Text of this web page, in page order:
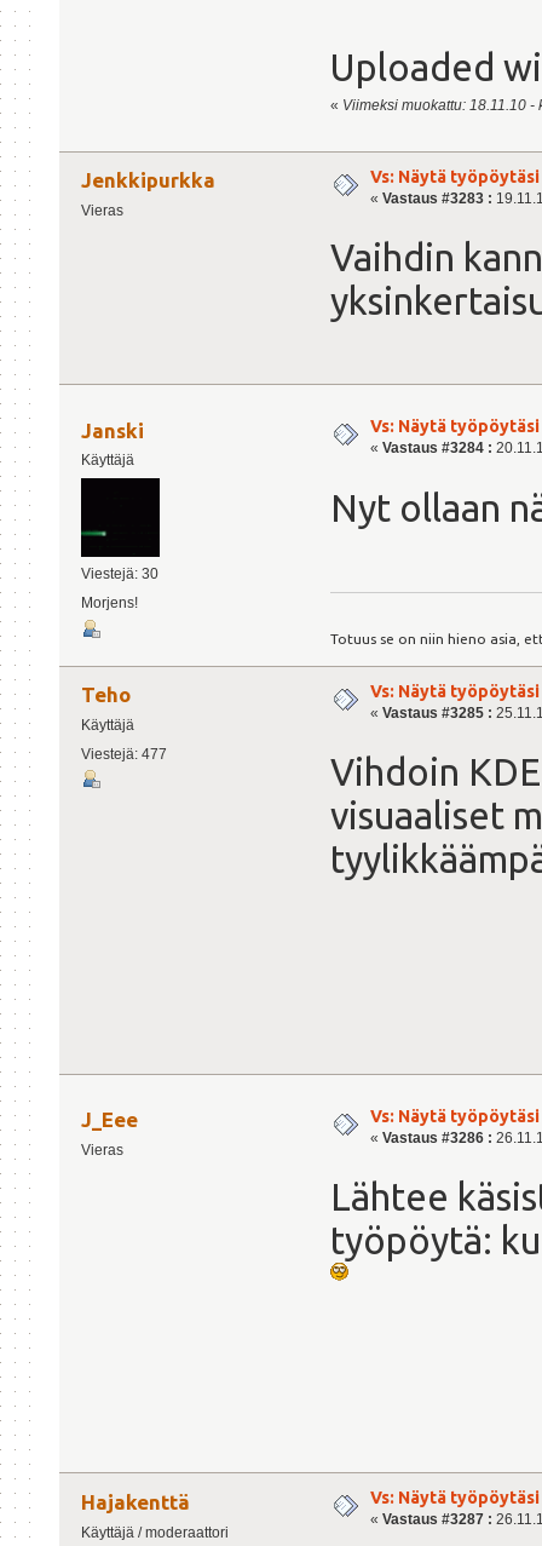
Uploaded
« Viimeksi muokattu: 18.11.10
Jenkkipurkka
Vieras
Vs: Näytä työpöytäsi
« Vastaus #3283 :
Vaihdin
Janski
Käyttäjä
Viestejä: 30
Morjens!
Vs: Näytä työpöytäsi
« Vastaus #3284 :
Nyt ollaan
Totuus se on niin hieno asia,
Teho
Käyttäjä
Viestejä: 477
Vs: Näytä työpöytäsi
« Vastaus #3285 :
Vihdoin
visuaaliset
J_Eee
Vieras
Vs: Näytä työpöytäsi
« Vastaus #3286 :
Lähtee
työpöytä:
Hajakenttä
Käyttäjä / moderaattori
Vs: Näytä työpöytäsi
« Vastaus #3287 :